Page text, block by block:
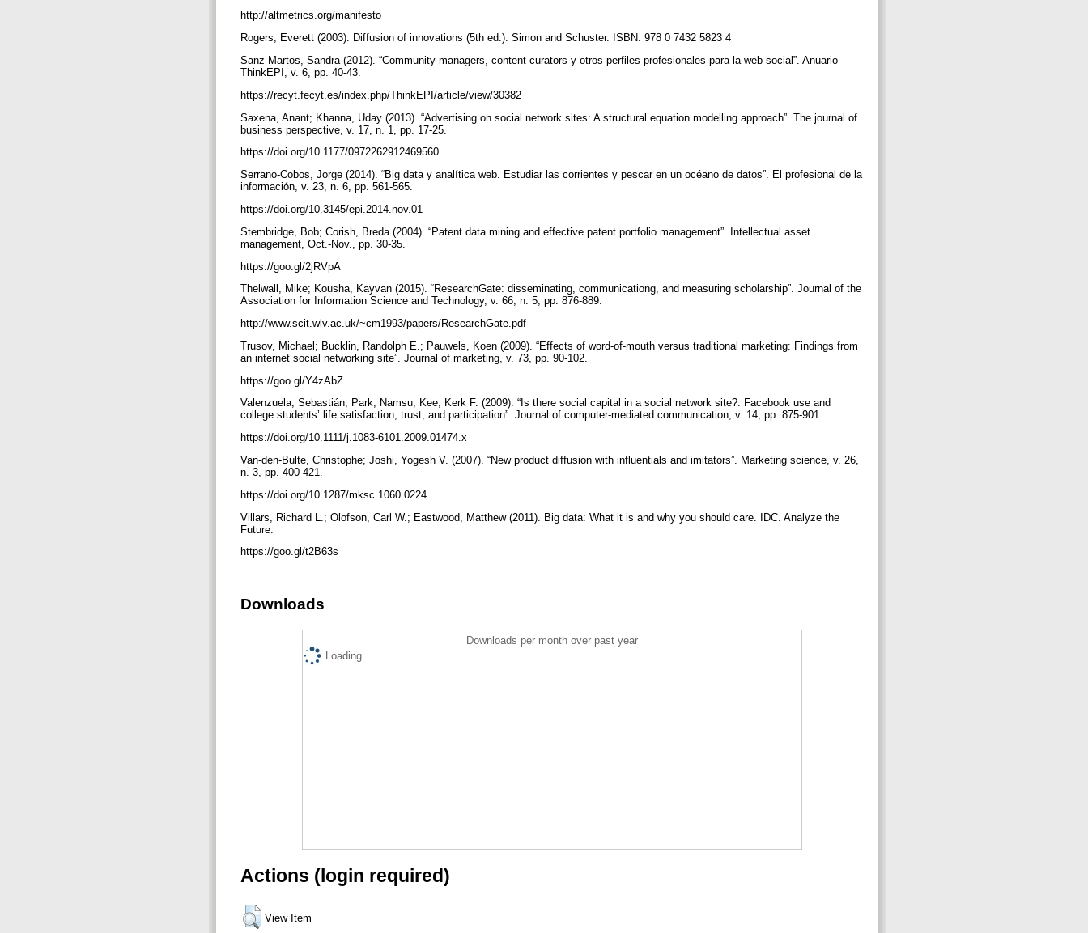
http://altmetrics.org/manifesto
Rogers, Everett (2003). Diffusion of innovations (5th ed.). Simon and Schuster. ISBN: 978 0 7432 5823 4
Sanz-Martos, Sandra (2012). “Community managers, content curators y otros perfiles profesionales para la web social”. Anuario
ThinkEPI, v. 6, pp. 40-43.
https://recyt.fecyt.es/index.php/ThinkEPI/article/view/30382
Saxena, Anant; Khanna, Uday (2013). “Advertising on social network sites: A structural equation modelling approach”. The journal of
business perspective, v. 17, n. 1, pp. 17-25.
https://doi.org/10.1177/0972262912469560
Serrano-Cobos, Jorge (2014). “Big data y analítica web. Estudiar las corrientes y pescar en un océano de datos”. El profesional de la
información, v. 23, n. 6, pp. 561-565.
https://doi.org/10.3145/epi.2014.nov.01
Stembridge, Bob; Corish, Breda (2004). “Patent data mining and effective patent portfolio management”. Intellectual asset
management, Oct.-Nov., pp. 30-35.
https://goo.gl/2jRVpA
Thelwall, Mike; Kousha, Kayvan (2015). “ResearchGate: disseminating, communicationg, and measuring scholarship”. Journal of the
Association for Information Science and Technology, v. 66, n. 5, pp. 876-889.
http://www.scit.wlv.ac.uk/~cm1993/papers/ResearchGate.pdf
Trusov, Michael; Bucklin, Randolph E.; Pauwels, Koen (2009). “Effects of word-of-mouth versus traditional marketing: Findings from
an internet social networking site”. Journal of marketing, v. 73, pp. 90-102.
https://goo.gl/Y4zAbZ
Valenzuela, Sebastián; Park, Namsu; Kee, Kerk F. (2009). “Is there social capital in a social network site?: Facebook use and
college students’ life satisfaction, trust, and participation”. Journal of computer-mediated communication, v. 14, pp. 875-901.
https://doi.org/10.1111/j.1083-6101.2009.01474.x
Van-den-Bulte, Christophe; Joshi, Yogesh V. (2007). “New product diffusion with influentials and imitators”. Marketing science, v. 26,
n. 3, pp. 400-421.
https://doi.org/10.1287/mksc.1060.0224
Villars, Richard L.; Olofson, Carl W.; Eastwood, Matthew (2011). Big data: What it is and why you should care. IDC. Analyze the
Future.
https://goo.gl/t2B63s
Downloads
Downloads per month over past year
Loading...
Actions (login required)
View Item